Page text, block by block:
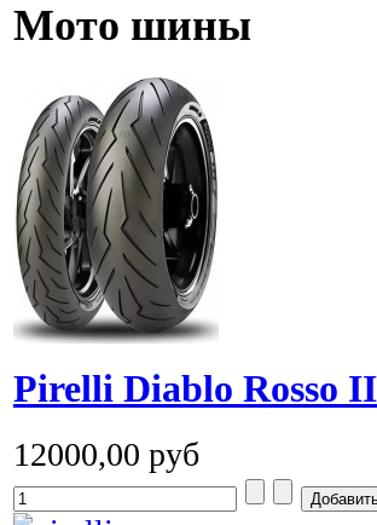
Мото шины
Pirelli Diablo Rosso
12000,00 руб